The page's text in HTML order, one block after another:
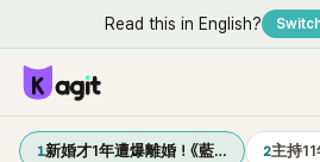
Read this in English?
1新婚才1年遭爆離婚！《藍… 2主持11